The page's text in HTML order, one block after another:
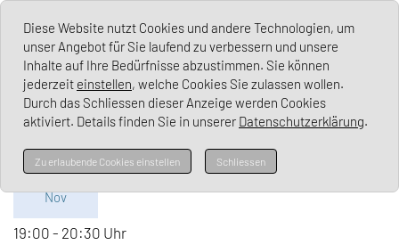
Di
03.
Nov
19:00 - 20:30 Uhr
Diese Website nutzt Cookies und andere Technologien, um
unser Angebot für Sie laufend zu verbessern und unsere
Inhalte auf Ihre Bedürfnisse abzustimmen. Sie können
jederzeit einstellen, welche Cookies Sie zulassen wollen.
Durch das Schliessen dieser Anzeige werden Cookies
aktiviert. Details finden Sie in unserer Datenschutzerklärung.
Zu erlaubende Cookies einstellen Schliessen